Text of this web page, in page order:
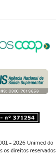
- 2026 Unimed do
os direitos reservados